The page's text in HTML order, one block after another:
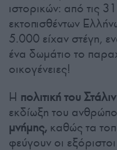
ιστορικών: από τις
εκτοπισθέντων
5.000 είχαν στέγη,
ένα δωμάτιο το
οικογένειες!
Η πολιτική του Στάλιν
εκδίωξη του
μνήμης, καθώς τα
φεύγουν οι